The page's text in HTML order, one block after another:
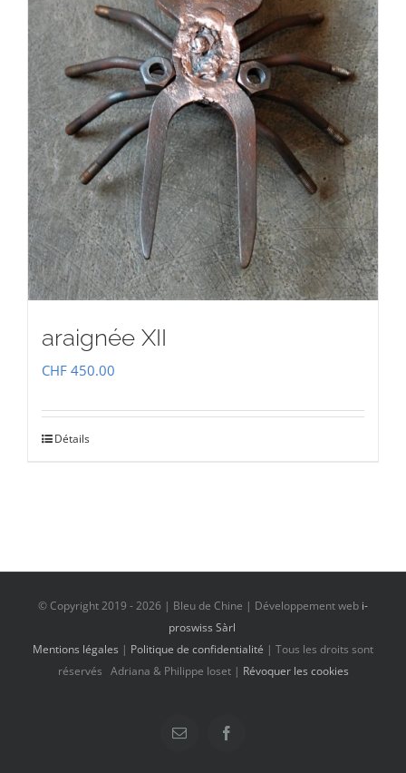
araignée XII
CHF 450.00
Détails
© Copyright 2019 -2026 | Bleu de Chine | Développement web i-
proswiss Sàrl
Mentions légales | Politique de confidentialité | Tous les droits sont
réservés Adriana & Philippe Ioset | Révoquer les cookies
Email Facebook